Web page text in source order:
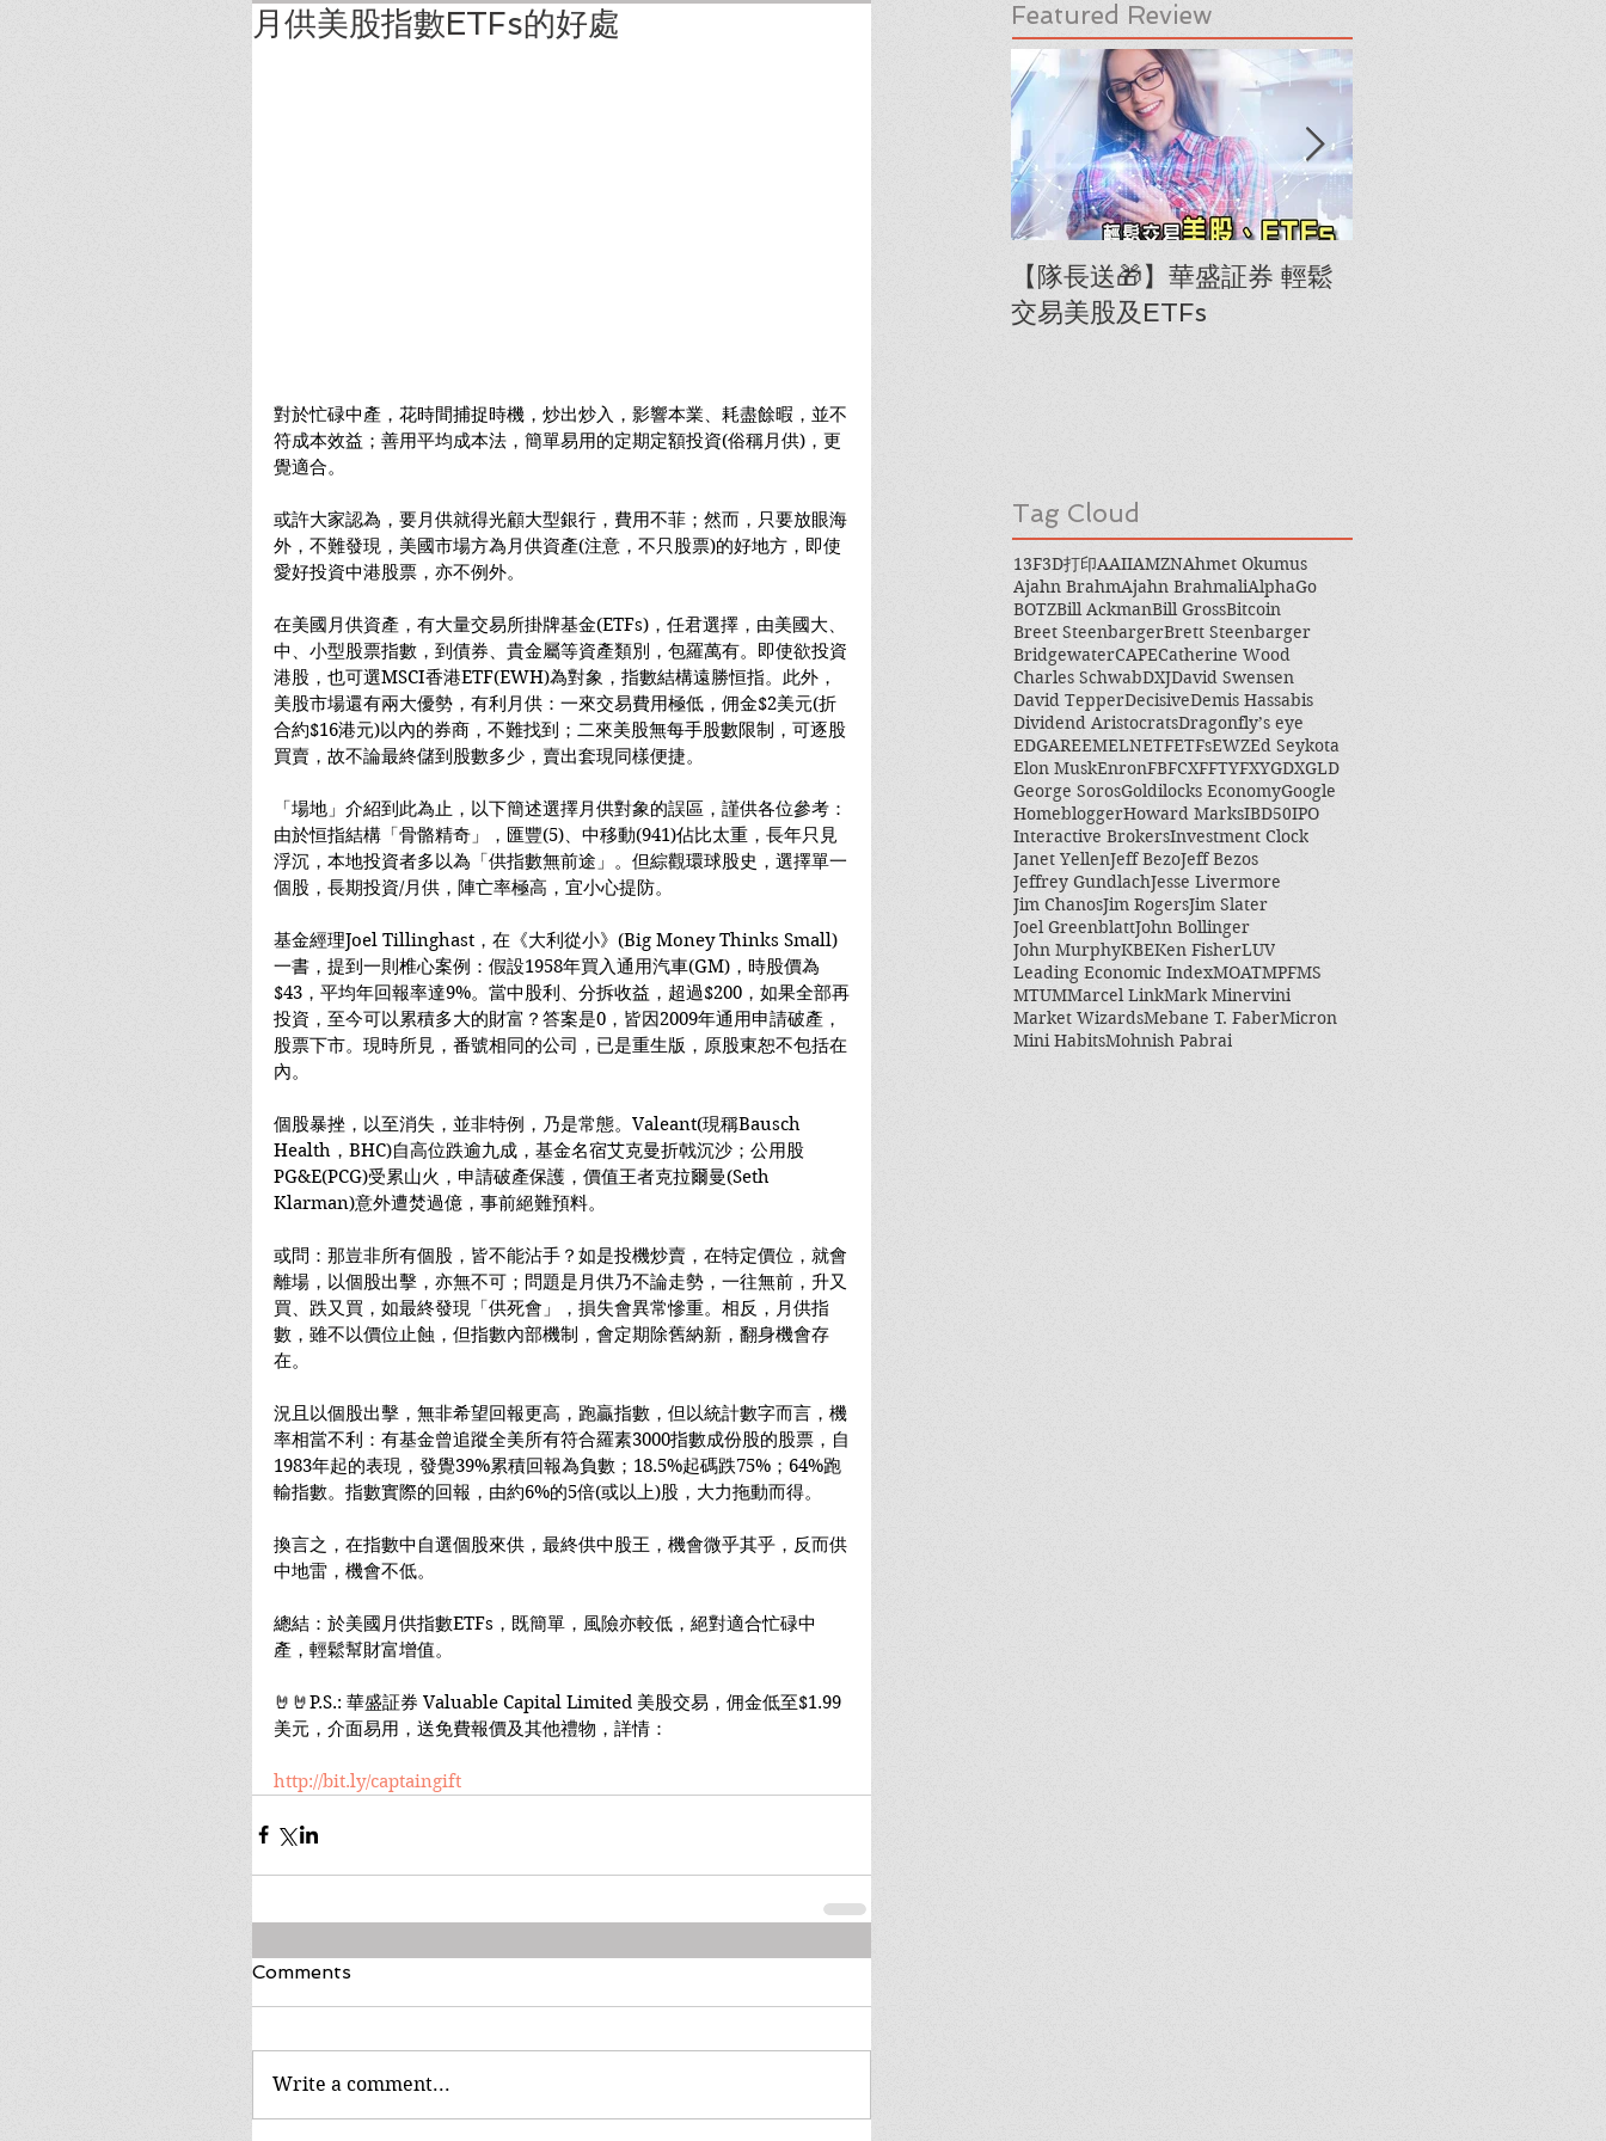
月供美股指數ETFs的好處
對於忙碌中產，花時間捕捉時機，炒出炒入，影響本業、耗盡餘暇，並不
符成本效益；善用平均成本法，簡單易用的定期定額投資(俗稱月供)，更
覺適合。
或許大家認為，要月供就得光顧大型銀行，費用不菲；然而，只要放眼海
外，不難發現，美國市場方為月供資產(注意，不只股票)的好地方，即使
愛好投資中港股票，亦不例外。
在美國月供資產，有大量交易所掛牌基金(ETFs)，任君選擇，由美國大、
中、小型股票指數，到債券、貴金屬等資產類別，包羅萬有。即使欲投資
港股，也可選MSCI香港ETF(EWH)為對象，指數結構遠勝恒指。此外，
美股市場還有兩大優勢，有利月供：一來交易費用極低，佣金$2美元(折
合約$16港元)以內的券商，不難找到；二來美股無每手股數限制，可逐股
買賣，故不論最終儲到股數多少，賣出套現同樣便捷。
「場地」介紹到此為止，以下簡述選擇月供對象的誤區，謹供各位參考：
由於恒指結構「骨骼精奇」，匯豐(5)、中移動(941)佔比太重，長年只見
浮沉，本地投資者多以為「供指數無前途」。但綜觀環球股史，選擇單一
個股，長期投資/月供，陣亡率極高，宜小心提防。
基金經理Joel Tillinghast，在《大利從小》(Big Money Thinks Small)
一書，提到一則椎心案例：假設1958年買入通用汽車(GM)，時股價為
$43，平均年回報率達9%。當中股利、分拆收益，超過$200，如果全部再
投資，至今可以累積多大的財富？答案是0，皆因2009年通用申請破產，
股票下市。現時所見，番號相同的公司，已是重生版，原股東恕不包括在
內。
個股暴挫，以至消失，並非特例，乃是常態。Valeant(現稱Bausch
Health，BHC)自高位跌逾九成，基金名宿艾克曼折戟沉沙；公用股
PG&E(PCG)受累山火，申請破產保護，價值王者克拉爾曼(Seth
Klarman)意外遭焚過億，事前絕難預料。
或問：那豈非所有個股，皆不能沾手？如是投機炒賣，在特定價位，就會
離場，以個股出擊，亦無不可；問題是月供乃不論走勢，一往無前，升又
買、跌又買，如最終發現「供死會」，損失會異常慘重。相反，月供指
數，雖不以價位止蝕，但指數內部機制，會定期除舊納新，翻身機會存
在。
況且以個股出擊，無非希望回報更高，跑贏指數，但以統計數字而言，機
率相當不利：有基金曾追蹤全美所有符合羅素3000指數成份股的股票，自
1983年起的表現，發覺39%累積回報為負數；18.5%起碼跌75%；64%跑
輸指數。指數實際的回報，由約6%的5倍(或以上)股，大力拖動而得。
換言之，在指數中自選個股來供，最終供中股王，機會微乎其乎，反而供
中地雷，機會不低。
總結：於美國月供指數ETFs，既簡單，風險亦較低，絕對適合忙碌中
產，輕鬆幫財富增值。
🤘🤘P.S.: 華盛証券 Valuable Capital Limited 美股交易，佣金低至$1.99
美元，介面易用，送免費報價及其他禮物，詳情：
http://bit.ly/captaingift
Comments
Write a comment...
Featured Review
【隊長送🎁】華盛証券 輕鬆
交易美股及ETFs
Tag Cloud
13F3D打印AAIIAMZNAhmet Okumus
Ajahn BrahmAjahn BrahmaliAlphaGo
BOTZBill AckmanBill GrossBitcoin
Breet SteenbargerBrett Steenbarger
BridgewaterCAPECatherine Wood
Charles SchwabDXJDavid Swensen
David TepperDecisiveDemis Hassabis
Dividend AristocratsDragonfly’s eye
EDGAREEMELNETFETFsEWZEd Seykota
Elon MuskEnronFBFCXFFTYFXYGDXGLD
George SorosGoldilocks EconomyGoogle
HomebloggerHoward MarksIBD50IPO
Interactive BrokersInvestment Clock
Janet YellenJeff BezoJeff Bezos
Jeffrey GundlachJesse Livermore
Jim ChanosJim RogersJim Slater
Joel GreenblattJohn Bollinger
John MurphyKBEKen FisherLUV
Leading Economic IndexMOATMPFMS
MTUMMarcel LinkMark Minervini
Market WizardsMebane T. FaberMicron
Mini HabitsMohnish Pabrai